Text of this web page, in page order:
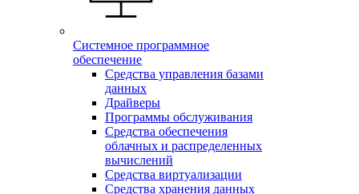
Системное программное
обеспечение
Средства управления базами
данных
Драйверы
Программы обслуживания
Средства обеспечения
облачных и распределенных
вычислений
Средства виртуализации
Средства хранения данных